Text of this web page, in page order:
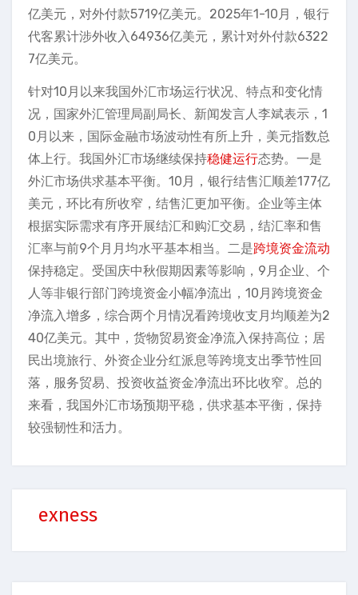
亿美元，对外付款5719亿美元。2025年1-10月，银行
代客累计涉外收入64936亿美元，累计对外付款6322
7亿美元。
针对10月以来我国外汇市场运行状况、特点和变化情
况，国家外汇管理局副局长、新闻发言人李斌表示，1
0月以来，国际金融市场波动性有所上升，美元指数总
体上行。我国外汇市场继续保持稳健运行态势。一是
外汇市场供求基本平衡。10月，银行结售汇顺差177亿
美元，环比有所收窄，结售汇更加平衡。企业等主体
根据实际需求有序开展结汇和购汇交易，结汇率和售
汇率与前9个月月均水平基本相当。二是跨境资金流动
保持稳定。受国庆中秋假期因素等影响，9月企业、个
人等非银行部门跨境资金小幅净流出，10月跨境资金
净流入增多，综合两个月情况看跨境收支月均顺差为2
40亿美元。其中，货物贸易资金净流入保持高位；居
民出境旅行、外资企业分红派息等跨境支出季节性回
落，服务贸易、投资收益资金净流出环比收窄。总的
来看，我国外汇市场预期平稳，供求基本平衡，保持
较强韧性和活力。
exness